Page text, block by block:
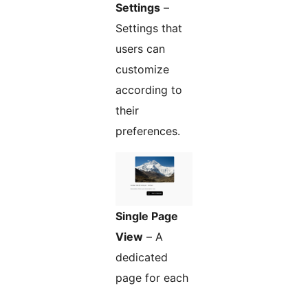
Settings –
Settings that
users can
customize
according to
their
preferences.
Single Page
View – A
dedicated
page for each